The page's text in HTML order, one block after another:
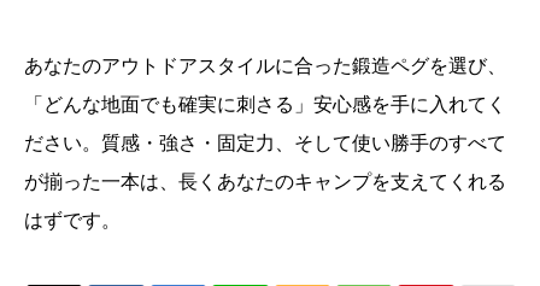
あなたのアウトドアスタイルに合った鍛造ペグを選び、
「どんな地面でも確実に刺さる」安心感を手に入れてく
ださい。質感・強さ・固定力、そして使い勝手のすべて
が揃った一本は、長くあなたのキャンプを支えてくれる
はずです。